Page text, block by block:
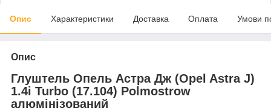
Опис Характеристики Доставка Оплата Умови
Опис
Глуштель Опель Астра Дж (Opel Astra J)
1.4i Turbo (17.104) Polmostrow
алюмінізований